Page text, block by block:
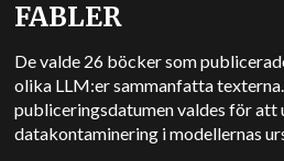
FABLER
De valde 26 böcker som
olika LLM:er sammanfatta
publiceringsdatumen valdes för
datakontaminering i modellernas